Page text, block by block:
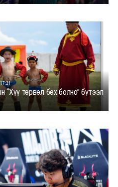
“Хүү төрвөл бөх болно” бүтээл